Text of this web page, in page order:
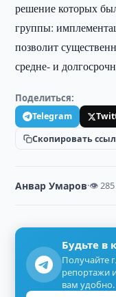
решение которых
группы:
позволит
средне- и
Поделиться:
Telegram
Скопировать
Анвар Умаров·👁 285
Будьте в
Получайте
репортажи
вам удобно.